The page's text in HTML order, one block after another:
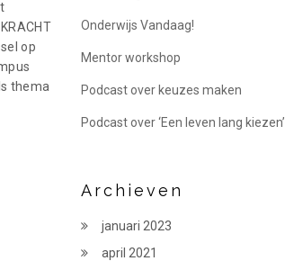
op
thema
Onderwijs Vandaag!
Mentor workshop
Podcast over keuzes maken
Podcast over ‘Een leven lang kiezen’
Archieven
januari 2023
april 2021